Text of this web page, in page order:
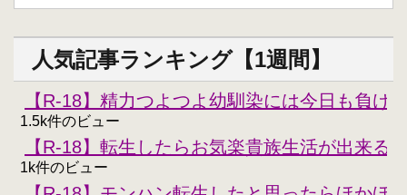
人気記事ランキング【1週間】
【R-18】精力つよつよ幼馴染には今日も負け
1.5k件のビュー
【R-18】転生したらお気楽貴族生活が出来
1k件のビュー